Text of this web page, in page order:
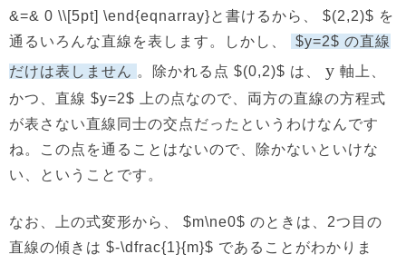
&=& 0 \\[5pt] \end{eqnarray}と書けるから、 $(2,2)$ を
通るいろんな直線を表します。しかし、
$y=2$ の直線
だけは表しません 。除かれる点 $(0,2)$ は、 y 軸上、
かつ、直線 $y=2$ 上の点なので、両方の直線の方程式
が表さない直線同士の交点だったというわけなんです
ね。この点を通ることはないので、除かないといけな
い、ということです。
なお、上の式変形から、 $m\ne0$ のときは、2つ目の
直線の傾きは $-\dfrac{1}{m}$ であることがわかりま